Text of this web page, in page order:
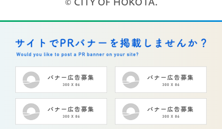
© CITY OF HOKOTA.